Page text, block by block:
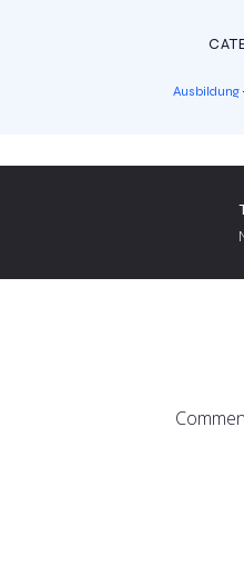
Ausbildung